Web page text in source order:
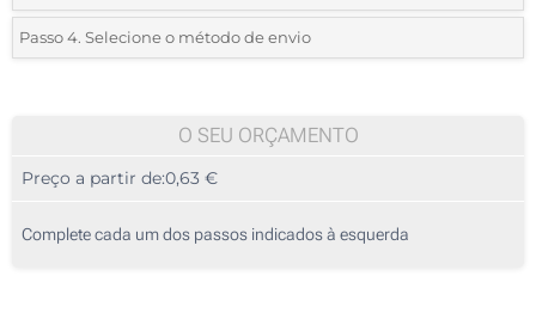
1 Cor (Na caixa)
*Quantidade mínima:25
50
125
Passo 4. Selecione o método de envio
O SEU ORÇAMENTO
Preço a partir de:0,63 €
Complete cada um dos passos indicados à esquerda